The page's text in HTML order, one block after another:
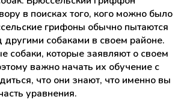
в поисках того, кого можно было
грифоны обычно пытаются
собаками в своем районе.
собаки, которые заявляют о своем
важно начать их обучение с
что они знают, что именно вы
уравнения.